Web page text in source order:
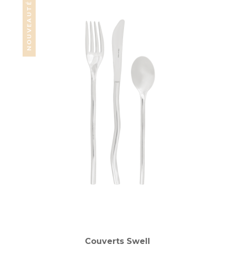
NOUVEAUTÉ
Couverts Swell